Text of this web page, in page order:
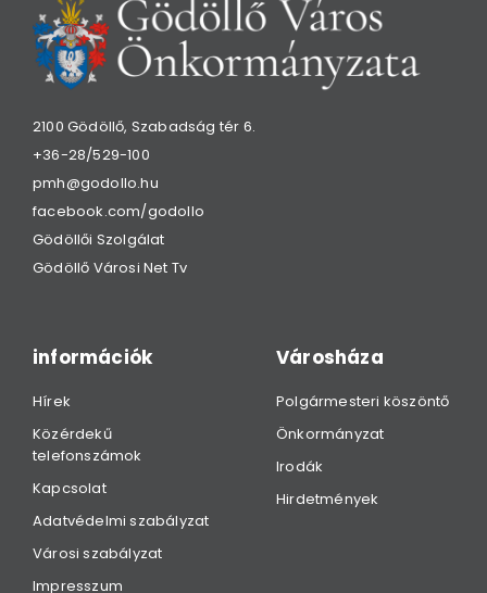
2100 Gödöllő, Szabadság tér 6.
+36-28/529-100
pmh@godollo.hu
facebook.com/godollo
Gödöllői Szolgálat
Gödöllő Városi Net Tv
információk
Hírek
Közérdekű
telefonszámok
Kapcsolat
Adatvédelmi szabályzat
Városi szabályzat
Impresszum
Városháza
Polgármesteri köszöntő
Önkormányzat
Irodák
Hirdetmények